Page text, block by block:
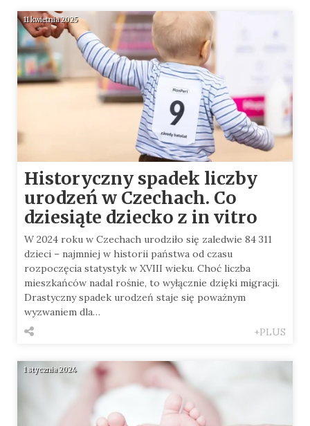
11 kwietnia 2025
Historyczny spadek liczby
urodzeń w Czechach. Co
dziesiąte dziecko z in vitro
W 2024 roku w Czechach urodziło się zaledwie 84 311
dzieci – najmniej w historii państwa od czasu
rozpoczęcia statystyk w XVIII wieku. Choć liczba
mieszkańców nadal rośnie, to wyłącznie dzięki migracji.
Drastyczny spadek urodzeń staje się poważnym
wyzwaniem dla…
+PLUS
1 stycznia 2024